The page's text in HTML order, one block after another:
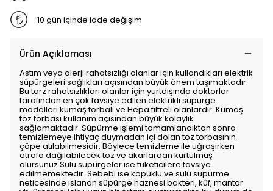
10 gün içinde iade değişim
Ürün Açıklaması
Astım veya alerji rahatsızlığı olanlar için kullandıkları elektrik
süpürgeleri sağlıkları açısından büyük önem taşımaktadır.
Bu tarz rahatsızlıkları olanlar için yurtdışında doktorlar
tarafından en çok tavsiye edilen elektrikli süpürge
modelleri kumaş torbalı ve Hepa filtreli olanlardır. Kumaş
toz torbası kullanım açısından büyük kolaylık
sağlamaktadır. Süpürme işlemi tamamlandıktan sonra
temizlemeye ihtiyaç duymadan içi dolan toz torbasının
çöpe atılabilmesidir. Böylece temizleme ile uğraşırken
etrafa dağılabilecek toz ve akarlardan kurtulmuş
olursunuz.Sulu süpürgeler ise tüketicilere tavsiye
edilmemektedir. Sebebi ise köpüklü ve sulu süpürme
neticesinde ıslanan süpürge haznesi bakteri, küf, mantar